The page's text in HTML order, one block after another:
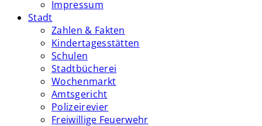
Impressum
Stadt
Zahlen & Fakten
Kindertagesstätten
Schulen
Stadtbücherei
Wochenmarkt
Amtsgericht
Polizeirevier
Freiwillige Feuerwehr